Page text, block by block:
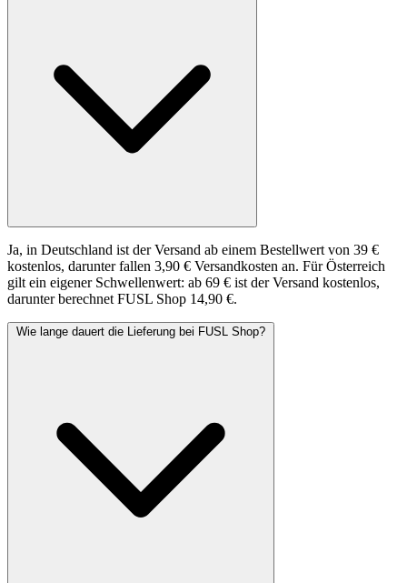
Ja, in Deutschland ist der Versand ab einem Bestellwert von 39 €
kostenlos, darunter fallen 3,90 € Versandkosten an. Für Österreich
gilt ein eigener Schwellenwert: ab 69 € ist der Versand kostenlos,
darunter berechnet FUSL Shop 14,90 €.
Wie lange dauert die Lieferung bei FUSL Shop?